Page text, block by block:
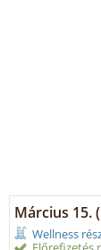
Március 15.
Wellness